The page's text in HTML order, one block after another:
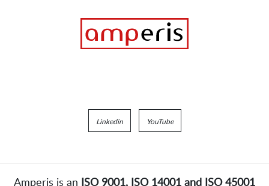
Linkedin YouTube
Amperis is an ISO 9001, ISO 14001 and ISO 45001